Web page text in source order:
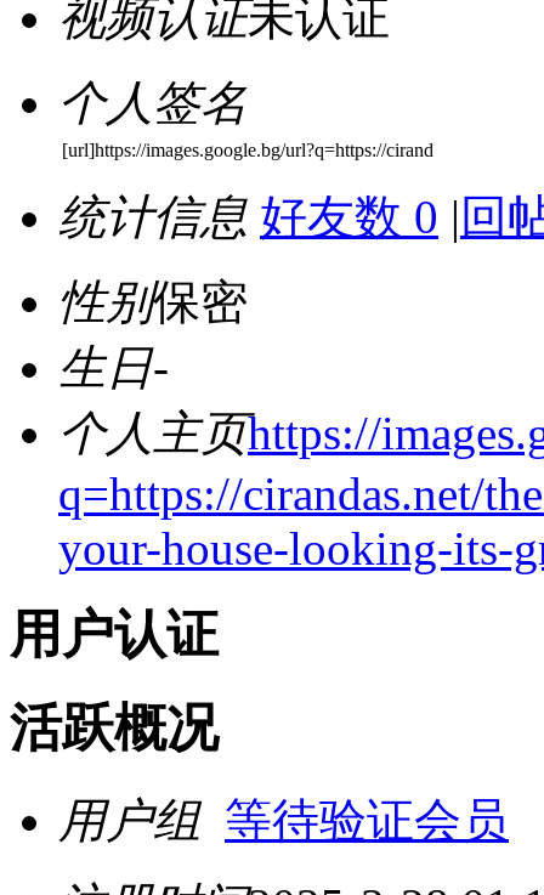
视频认证未认证
个人签名
[url]https://images.google.bg/url?q=https://cirand
统计信息 好友数 0 | 回
性别保密
生日-
个人主页https://
q=https://cirandas.net/
your-house-looking-its-
用户认证
活跃概况
用户组 等待验证会员